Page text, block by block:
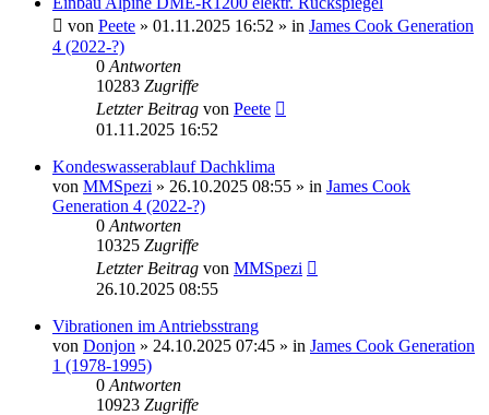
von Peete » 01.11.2025 16:52 » in James Cook Generation
4 (2022-?)
0 Antworten
10283 Zugriffe
Letzter Beitrag von Peete
01.11.2025 16:52
Kondeswasserablauf Dachklima
von MMSpezi » 26.10.2025 08:55 » in James Cook
Generation 4 (2022-?)
0 Antworten
10325 Zugriffe
Letzter Beitrag von MMSpezi
26.10.2025 08:55
Vibrationen im Antriebsstrang
von Donjon » 24.10.2025 07:45 » in James Cook Generation
1 (1978-1995)
0 Antworten
10923 Zugriffe